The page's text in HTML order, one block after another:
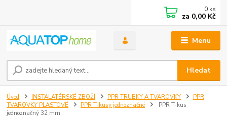
Menu
Hledat
0 ks
za 0,00 Kč
Úvod INSTALATÉRSKÉ ZBOŽÍ PPR TRUBKY A TVAROVKY
PPR
TVAROVKY PLASTOVÉ
PPR T-kusy jednoznačné
PPR T-kus
jednoznačný 32 mm